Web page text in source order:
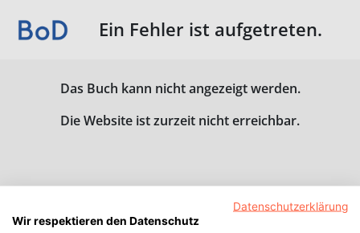
Ein Fehler ist aufgetreten.
Das Buch kann nicht angezeigt werden.
Die Website ist zurzeit nicht erreichbar.
Datenschutzerklärung
Wir respektieren den Datenschutz